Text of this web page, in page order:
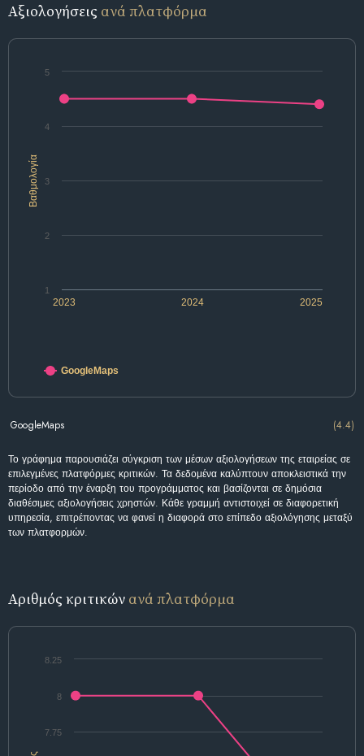
Αξιολογήσεις ανά πλατφόρμα
Βαθμολογία
2023 2024 2025
1
2
3
4
5
GoogleMaps
GoogleMaps (4.4)
Το γράφημα παρουσιάζει σύγκριση των μέσων αξιολογήσεων της εταιρείας σε
επιλεγμένες πλατφόρμες κριτικών. Τα δεδομένα καλύπτουν αποκλειστικά την
περίοδο από την έναρξη του προγράμματος και βασίζονται σε δημόσια
διαθέσιμες αξιολογήσεις χρηστών. Κάθε γραμμή αντιστοιχεί σε διαφορετική
υπηρεσία, επιτρέποντας να φανεί η διαφορά στο επίπεδο αξιολόγησης μεταξύ
των πλατφορμών.
Αριθμός κριτικών ανά πλατφόρμα
7.75
8
8.25